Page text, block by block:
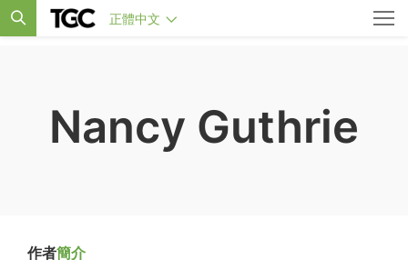
正體中文
Nancy Guthrie
作者簡介